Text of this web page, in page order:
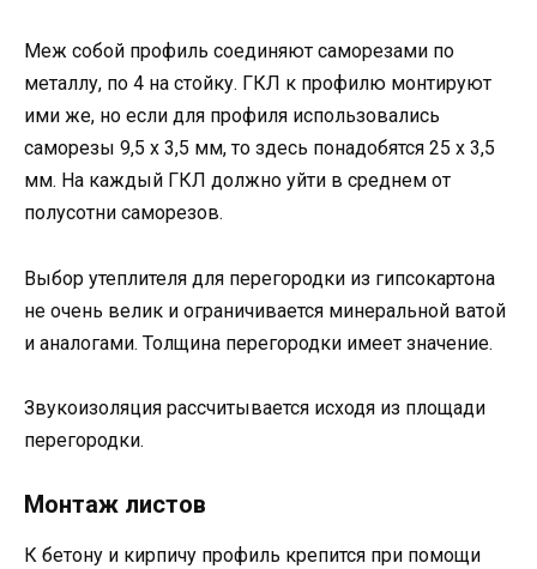
Меж собой профиль соединяют саморезами по
металлу, по 4 на стойку. ГКЛ к профилю монтируют
ими же, но если для профиля использовались
саморезы 9,5 х 3,5 мм, то здесь понадобятся 25 х 3,5
мм. На каждый ГКЛ должно уйти в среднем от
полусотни саморезов.
Выбор утеплителя для перегородки из гипсокартона
не очень велик и ограничивается минеральной ватой
и аналогами. Толщина перегородки имеет значение.
Звукоизоляция рассчитывается исходя из площади
перегородки.
Монтаж листов
К бетону и кирпичу профиль крепится при помощи